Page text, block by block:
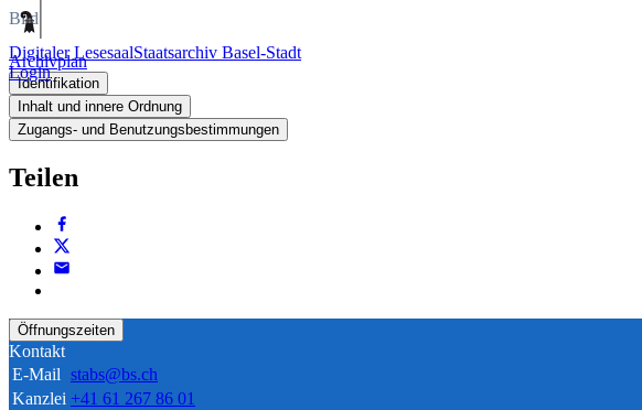
Digitaler LesesaalStaatsarchiv Basel-Stadt
Login
Bild
Archivplan
Identifikation
Inhalt und innere Ordnung
Zugangs- und Benutzungsbestimmungen
Teilen
Öffnungszeiten
Kontakt
E-Mail stabs@bs.ch
Kanzlei +41 61 267 86 01